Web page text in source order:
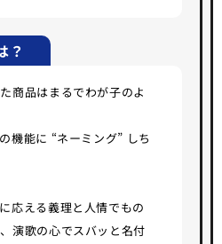
？
商品はまるでわが子のよ
機能に “ネーミング” しち
応える義理と人情でもの
演歌の心でスバッと名付